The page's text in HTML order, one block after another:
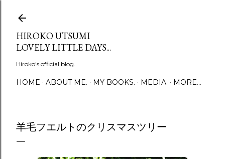
HIROKO UTSUMI
LOVELY LITTLE DAYS...
Hiroko's official blog.
HOME ABOUT ME. MY BOOKS. MEDIA. MORE…
羊毛フエルトのクリスマスツリー